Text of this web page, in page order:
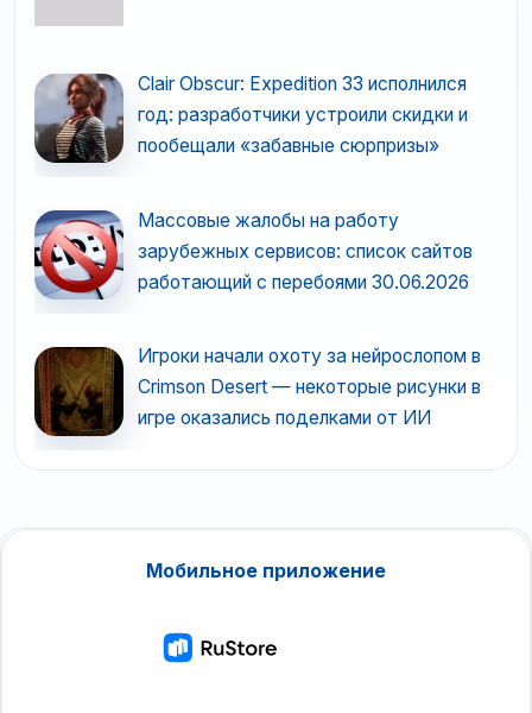
Clair Obscur: Expedition 33 исполнился
год: разработчики устроили скидки и
пообещали «забавные сюрпризы»
Массовые жалобы на работу
зарубежных сервисов: список сайтов
работающий с перебоями 30.06.2026
Игроки начали охоту за нейрослопом в
Crimson Desert — некоторые рисунки в
игре оказались поделками от ИИ
Мобильное приложение